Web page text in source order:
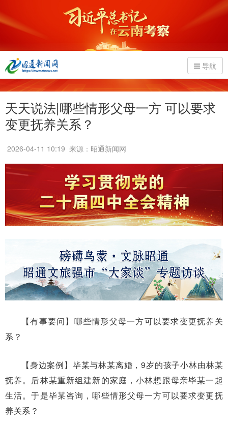
导航
天天说法|哪些情形父母一方 可以要求
变更抚养关系？
2026-04-11 10:19 来源：昭通新闻网
【有事要问】哪些情形父母一方可以要求变更抚养关
系？
【身边案例】毕某与林某离婚，9岁的孩子小林由林某
抚养。后林某重新组建新的家庭，小林想跟母亲毕某一起
生活。于是毕某咨询，哪些情形父母一方可以要求变更抚
养关系？